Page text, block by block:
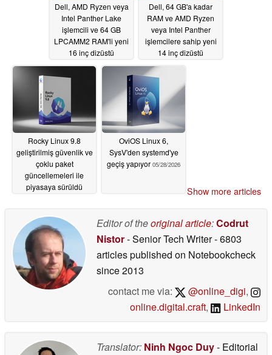
Dell, AMD Ryzen veya
Intel Panther Lake
işlemcili ve 64 GB
LPCAMM2 RAM'li yeni
16 inç dizüstü
bilgisayarlarını
piyasaya sürdü
Dell, 64 GB'a kadar
RAM ve AMD Ryzen
veya Intel Panther
işlemcilere sahip yeni
14 inç dizüstü
bilgisayarlarını
piyasaya sürdü
05/29/2026
Rocky Linux 9.8
geliştirilmiş güvenlik ve
çoklu paket
güncellemeleri ile
piyasaya sürüldü
OviOS Linux 6,
SysV'den systemd'ye
geçiş yapıyor 05/28/2026
Show more articles
Editor of theoriginal article:Codrut
Nistor- Senior Tech Writer- 6803
articles published on Notebookcheck
since 2013
contact me via:
@online_digi,
online.digital.craft, LinkedIn
Translator: Ninh Ngoc Duy- Editorial